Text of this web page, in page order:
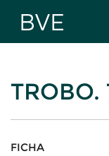
Presentación
Selección BVE
TROBO.
FICHA